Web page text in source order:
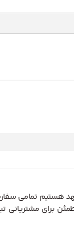
تمامی
برای مشتریانی